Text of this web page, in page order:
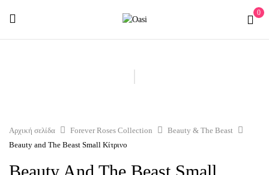
0
Αρχική σελίδα Forever Roses Collection
Beauty & The Beast
Beauty and The Beast Small Κίτρινο